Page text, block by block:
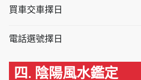
買車交車擇日
電話選號擇日
四. 陰陽風水鑑定